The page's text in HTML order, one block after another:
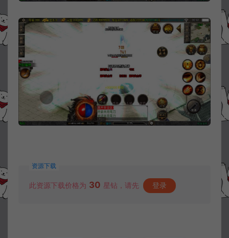
资源下载
此资源下载价格为 30 星钻，请先 登录